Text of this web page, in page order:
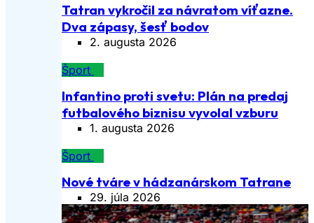
Tatran vykročil za návratom víťazne.
Dva zápasy, šesť bodov
2. augusta 2026
Šport
Infantino proti svetu: Plán na predaj
futbalového biznisu vyvolal vzburu
1. augusta 2026
Šport
Nové tváre v hádzanárskom Tatrane
29. júla 2026